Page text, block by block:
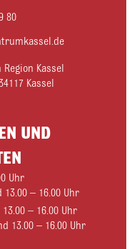
80
Kassel
Kassel
UND
Uhr
13.00 – 16.00 Uhr
– 16.00 Uhr
13.00 – 16.00 Uhr